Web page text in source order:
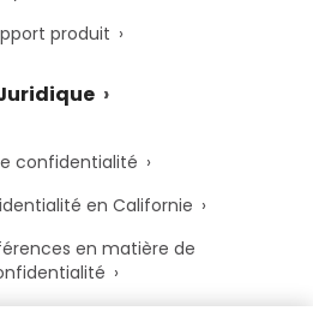
produit
confidentialité
en Californie
en matière de